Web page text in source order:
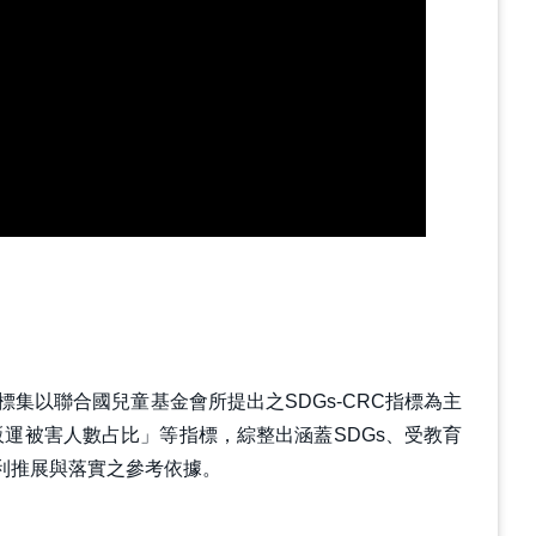
集以聯合國兒童基金會所提出之SDGs-CRC指標為主
被害人數占比」等指標，綜整出涵蓋SDGs、受教育
展與落實之參考依據。